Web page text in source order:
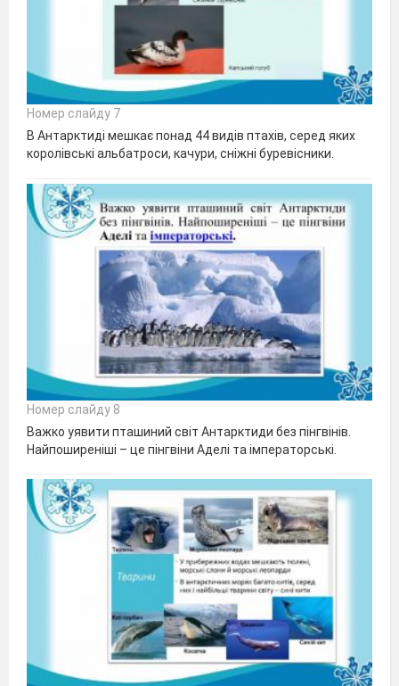
Номер слайду 7
В Антарктиді мешкає понад 44 видів птахів, серед яких
королівські альбатроси, качури, сніжні буревісники.
Номер слайду 8
Важко уявити пташиний світ Антарктиди без пінгвінів.
Найпоширеніші – це пінгвіни Аделі та імператорські.